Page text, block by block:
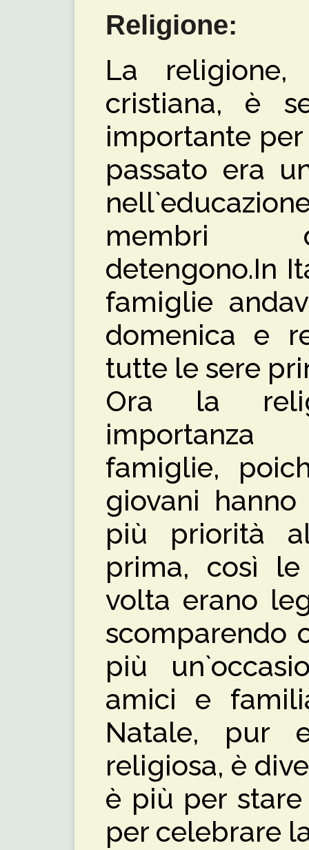
Religione:
La religione,
cristiana, è
importante
passato era
membri
detengono.In
famiglie
domenica e
tutte le sere
Ora la
importanza
famiglie,
giovani
più priorità
prima, così
volta erano
scomparendo
più
amici e
Natale, pur
religiosa, è
è più per
per celebrare